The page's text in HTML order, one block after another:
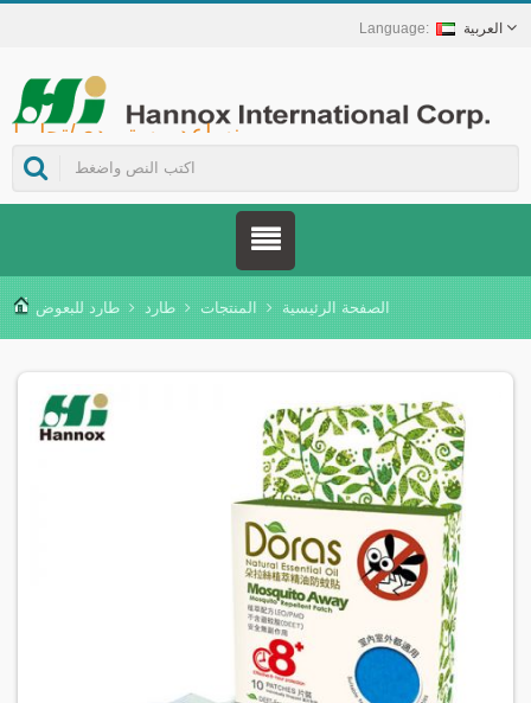
العربية
Hannox International Corp. - نساعد مستوردي/تجار الجملة/الموزعين للأجهزة الطبية والعلامات التجارية في مجال الرعاية الصحية على إطلاق حلول غير دوائية للعناية بالجروح والأغشية المخاطية، تشمل علاج قرح الفم، والرعاية الداعمة لمرضى السرطان، وحماية الجلد، والعناية بالغشاء المخاطي للأنف، وحماية الجروح في المنزل. كما نوفر مجموعة واسعة من الأجهزة الطبية في مجالات الوقاية من داء السكري وإدارته، وحلول الوقاية من الأمراض المنقولة بالبعوض، وغيرها من تطبيقات الرعاية الصحية المنزلية.
الصفحة الرئيسية المنتجات طارد طارد للبعوض